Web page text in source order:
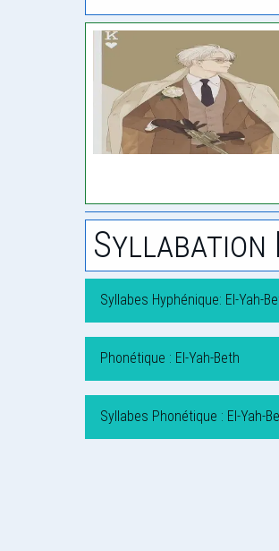
Syllabation
Syllabes Hyphénique: El-Yah-
Phonétique : El-Yah-Beth
Syllabes Phonétique : El-Yah-